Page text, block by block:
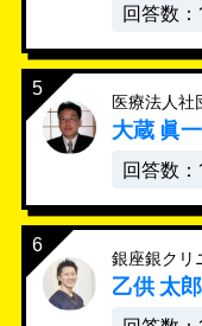
回答数：
医療法人社
大蔵 眞一
回答数：
銀座銀クリ
乙供 太郎